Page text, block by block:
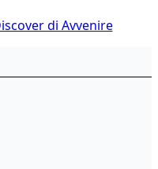
di Avvenire